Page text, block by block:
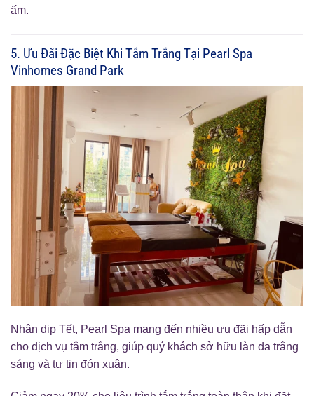
ấm.
5. Ưu Đãi Đặc Biệt Khi Tắm Trắng Tại Pearl Spa
Vinhomes Grand Park
Nhân dịp Tết, Pearl Spa mang đến nhiều ưu đãi hấp dẫn
cho dịch vụ tắm trắng, giúp quý khách sở hữu làn da trắng
sáng và tự tin đón xuân.